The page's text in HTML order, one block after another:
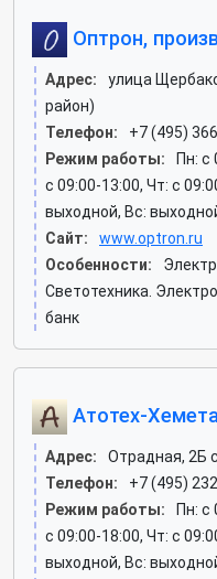
Оптрон,
Адрес:
улица
район)
Телефон:
+7 (495)
Режим работы:
Пн: c
c 09:00-13:00, Чт: c
выходной, Вс:
Сайт:
www.optron.ru
Особенности:
Светотехника.
банк
Атотех-Хемета
Адрес:
Отрадная, 2Б
Телефон:
+7 (495)
Режим работы:
Пн: c
c 09:00-18:00, Чт: c
выходной, Вс: